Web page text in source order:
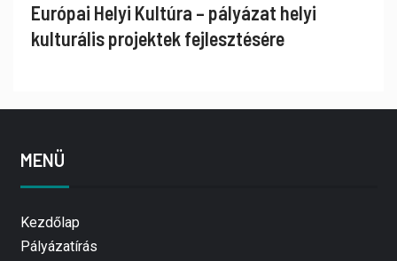
Európai Helyi Kultúra – pályázat helyi
kulturális projektek fejlesztésére
MENÜ
Kezdőlap
Pályázatírás